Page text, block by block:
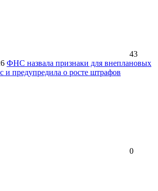
43
ФНС назвала признаки для внеплановых
и предупредила о росте штрафов
0